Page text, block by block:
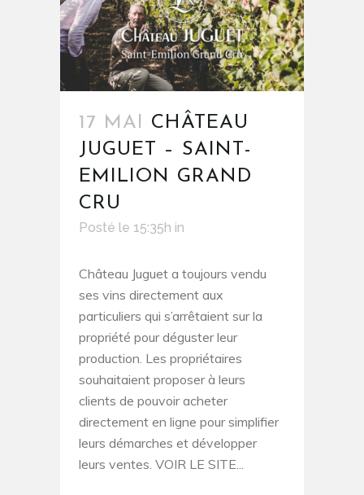
17 MAI CHÂTEAU
JUGUET – SAINT-
EMILION GRAND
CRU
Posté le 15:35h in
Château Juguet a toujours vendu
ses vins directement aux
particuliers qui s’arrêtaient sur la
propriété pour déguster leur
production. Les propriétaires
souhaitaient proposer à leurs
clients de pouvoir acheter
directement en ligne pour simplifier
leurs démarches et développer
leurs ventes. VOIR LE SITE...